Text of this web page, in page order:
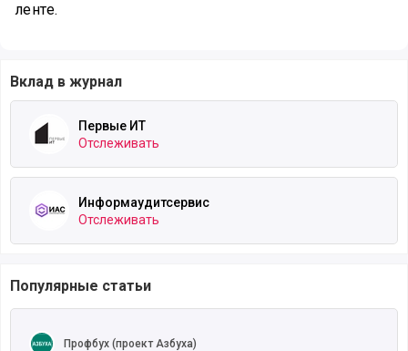
ленте.
Вклад в журнал
Первые ИТ
Отслеживать
Информаудитсервис
Отслеживать
Популярные статьи
Профбух (проект Азбуха)